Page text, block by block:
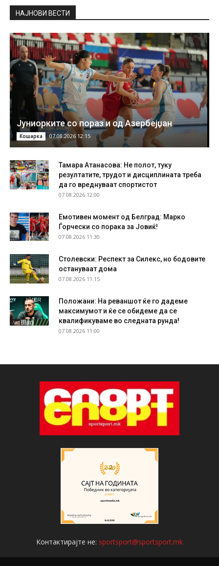
НAЈНОВИ ВЕСТИ
Јуниорките со пораз и од Азербејџан
Кошарка 07.08.2026 12:15
Тамара Атанасова: Не полот, туку
резултатите, трудот и дисциплината треба
да го вреднуваат спортистот
07.08.2026 12:00
Емотивен момент од Белград: Марко
Ѓорчески со порака за Јовиќ!
07.08.2026 11:30
Столевски: Респект за Силекс, но бодовите
остануваат дома
07.08.2026 11:15
Положани: На реваншот ќе го дадеме
максимумот и ќе се обидеме да се
квалификуваме во следната рунда!
07.08.2026 11:00
Контактирајте не: sportsport@sportsport.mk